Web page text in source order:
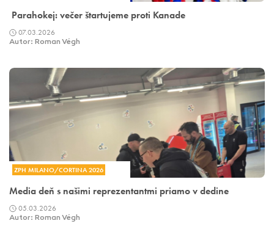
Parahokej: večer štartujeme proti Kanade
07.03.2026
Autor: Roman Végh
ZPH MILANO/CORTINA 2026
Media deň s našimi reprezentantmi priamo v dedine
05.03.2026
Autor: Roman Végh